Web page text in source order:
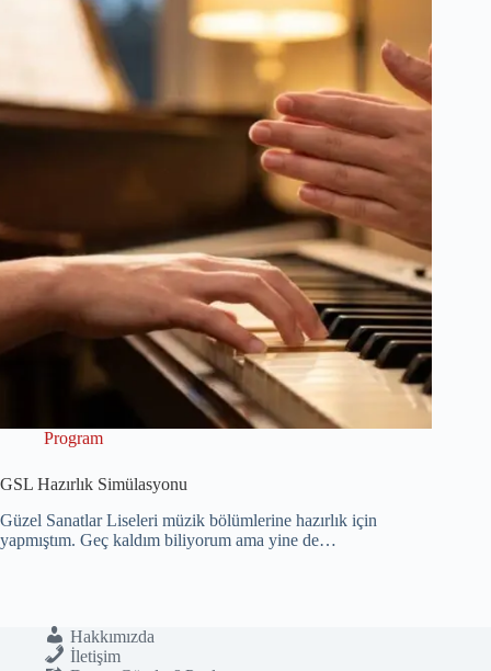
Program
GSL Hazırlık Simülasyonu
Güzel Sanatlar Liseleri müzik bölümlerine hazırlık için
yapmıştım. Geç kaldım biliyorum ama yine de…
Hakkımızda
İletişim